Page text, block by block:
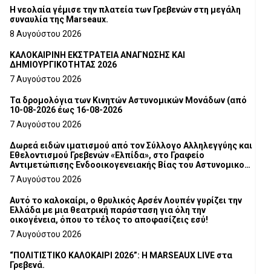
Η νεολαία γέμισε την πλατεία των Γρεβενών στη μεγάλη
συναυλία της Marseaux.
8 Αυγούστου 2026
ΚΑΛΟΚΑΙΡΙΝΗ ΕΚΣΤΡΑΤΕΙΑ ΑΝΑΓΝΩΣΗΣ ΚΑΙ
ΔΗΜΙΟΥΡΓΙΚΟΤΗΤΑΣ 2026
7 Αυγούστου 2026
Τα δρομολόγια των Κινητών Αστυνομικών Μονάδων (από
10-08-2026 έως 16-08-2026
7 Αυγούστου 2026
Δωρεά ειδών ιματισμού από τον Σύλλογο Αλληλεγγύης και
Εθελοντισμού Γρεβενών «Ελπίδα», στο Γραφείο
Αντιμετώπισης Ενδοοικογενειακής Βίας του Αστυνομικού
Τμήματος Γρεβενών
7 Αυγούστου 2026
Αυτό το καλοκαίρι, ο θρυλικός Αρσέν Λουπέν γυρίζει την
Ελλάδα με μια θεατρική παράσταση για όλη την
οικογένεια, όπου το τέλος το αποφασίζεις εσύ!
7 Αυγούστου 2026
“ΠΟΛΙΤΙΣΤΙΚΟ ΚΑΛΟΚΑΙΡΙ 2026”: Η MARSEAUX LIVE στα
Γρεβενά.